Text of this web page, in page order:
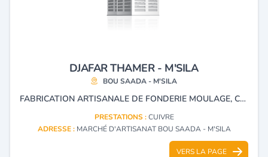
DJAFAR THAMER - M'SILA
BOU SAADA - M'SILA
FABRICATION ARTISANALE DE FONDERIE MOULAGE, CUIVRE ET ALUMINIUM
PRESTATIONS :CUIVRE
ADRESSE : MARCHÉ D'ARTISANAT BOU SAADA - M'SILA
VERS LA PAGE